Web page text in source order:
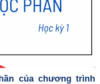
của chương trình